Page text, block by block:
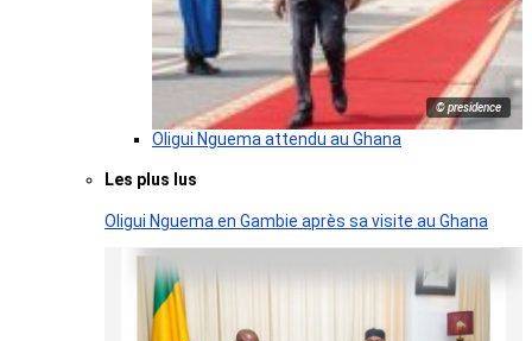
© presidence
Oligui Nguema attendu au Ghana
Les plus lus
Oligui Nguema en Gambie après sa visite au Ghana